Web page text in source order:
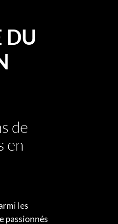
DU
de
en
les
passionnés